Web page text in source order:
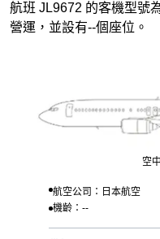
航班 JL9672 的客機型號
營運，並設有--個座位。
空
航空公司：日本航空
機齡：--